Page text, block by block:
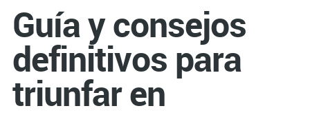
Guía y consejos
definitivos para
triunfar en